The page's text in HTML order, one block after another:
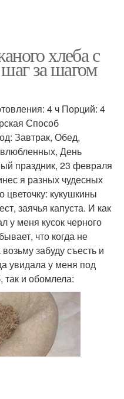
хлеба с
за шагом
4 ч Порций: 4
Способ
Завтрак, Обед,
День
праздник, 23 февраля
я разных чудесных
цветочку: кукушкины
заячья капуста. И как
у меня кусок черного
что когда не
забуду съесть и
увидала у меня под
так и обомлела: